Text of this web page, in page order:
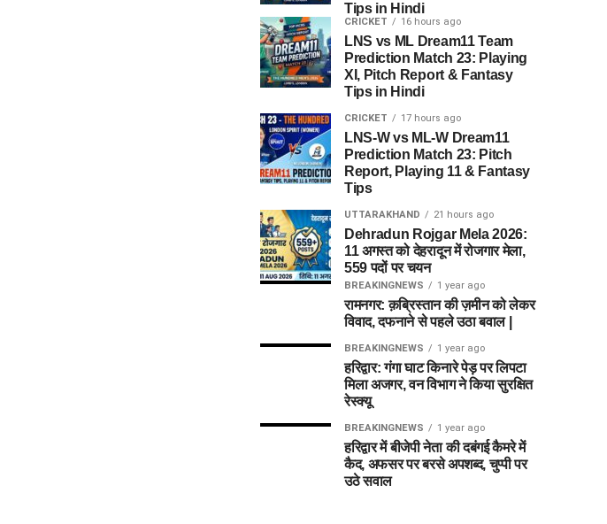
Tips in Hindi
CRICKET 16 hours ago
LNS vs ML Dream11 Team
Prediction Match 23: Playing
XI, Pitch Report & Fantasy
Tips in Hindi
CRICKET 17 hours ago
LNS-W vs ML-W Dream11
Prediction Match 23: Pitch
Report, Playing 11 & Fantasy
Tips
UTTARAKHAND 21 hours ago
Dehradun Rojgar Mela 2026:
11 अगस्त को देहरादून में रोजगार मेला,
559 पदों पर चयन
BREAKINGNEWS 1 year ago
रामनगर: क़ब्रिस्तान की ज़मीन को लेकर
विवाद, दफनाने से पहले उठा बवाल |
BREAKINGNEWS 1 year ago
हरिद्वार: गंगा घाट किनारे पेड़ पर लिपटा
मिला अजगर, वन विभाग ने किया सुरक्षित
रेस्क्यू
BREAKINGNEWS 1 year ago
हरिद्वार में बीजेपी नेता की दबंगई कैमरे में
कैद, अफसर पर बरसे अपशब्द, चुप्पी पर
उठे सवाल